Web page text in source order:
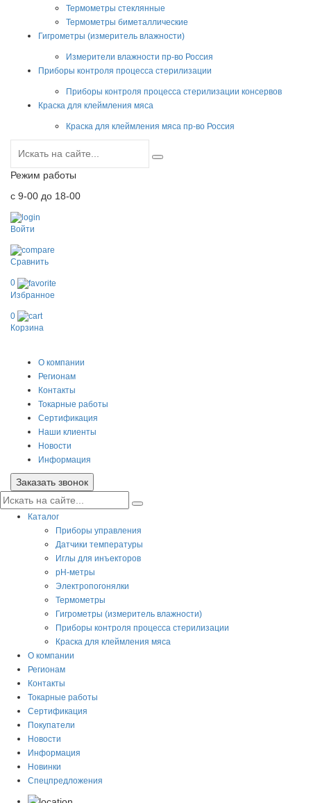
Термометры стеклянные
Термометры биметаллические
Гигрометры (измеритель влажности)
Измерители влажности пр-во Россия
Приборы контроля процесса стерилизации
Приборы контроля процесса стерилизации консервов
Краска для клеймления мяса
Краска для клеймления мяса пр-во Россия
Режим работы
с 9-00 до 18-00
Войти
Сравнить
0
Избранное
0
Корзина
О компании
Регионам
Контакты
Токарные работы
Сертификация
Наши клиенты
Новости
Информация
Заказать звонок
Каталог
Приборы управления
Датчики температуры
Иглы для инъекторов
pH-метры
Электропогонялки
Термометры
Гигрометры (измеритель влажности)
Приборы контроля процесса стерилизации
Краска для клеймления мяса
О компании
Регионам
Контакты
Токарные работы
Сертификация
Покупатели
Новости
Информация
Новинки
Спецпредложения